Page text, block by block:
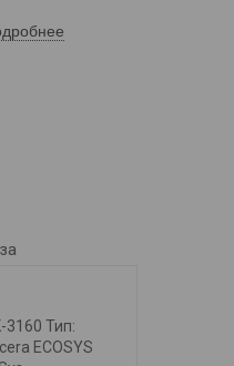
Тип:
ECOSYS